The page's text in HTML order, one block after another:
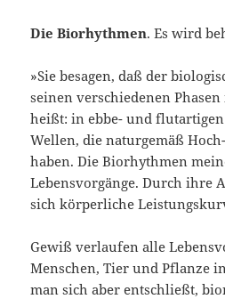
Die Biorhythmen. Es wird
»Sie besagen, daß der
seinen verschiedenen
heißt: in ebbe- und
Wellen, die naturgemäß
haben. Die Biorhythmen
Lebensvorgänge. Durch ihre
sich körperliche
Gewiß verlaufen alle
Menschen, Tier und Pflanze
man sich aber entschließt,